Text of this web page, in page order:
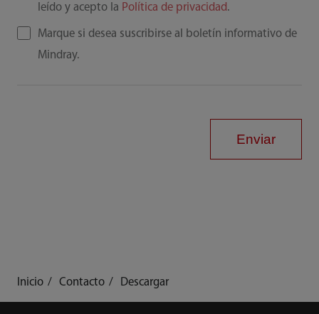
leído y acepto la Política de privacidad.
Marque si desea suscribirse al boletín informativo de
Mindray.
Enviar
Inicio Contacto Descargar